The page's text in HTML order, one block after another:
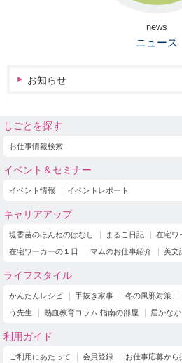
news
ニュース
お知らせ
しごとを探す
お仕事情報検索
イベント＆セミナー
イベント情報 イベントレポート
キャリアアップ
堤香苗のほんねのはなし まるこ日記 在宅ワ
在宅ワーカーの１日
マムのお仕事紹介 美文
ライフスタイル
かんたんレシピ 手抜き家事 冬の風邪対策
う先生
熱血教育コラム 指南の部屋 届かな
利用ガイド
ご利用にあたって 会員登録 お仕事応募から